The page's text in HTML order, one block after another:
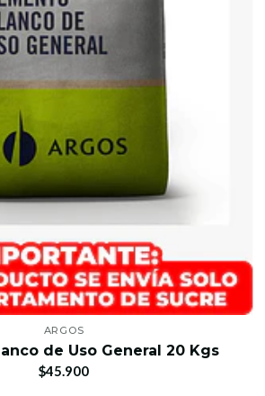
ARGOS
de Uso General 20 Kgs
$45.900